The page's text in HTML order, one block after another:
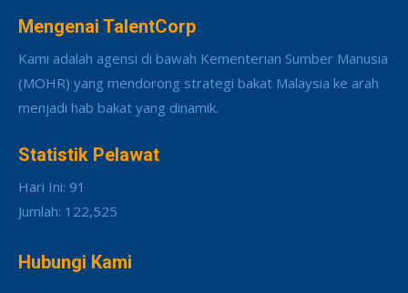
Mengenai TalentCorp
Kami adalah agensi di bawah Kementerian Sumber Manusia
(MOHR) yang mendorong strategi bakat Malaysia ke arah
menjadi hab bakat yang dinamik.
Statistik Pelawat
Hari Ini: 91
Jumlah: 122,525
Hubungi Kami